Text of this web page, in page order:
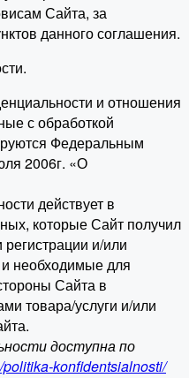
Сайта, за
данного соглашения.
и отношения
с обработкой
Федеральным
2006г. «О
действует в
которые Сайт получил
и/или
необходимые для
Сайта в
товара/услуги и/или
доступна по
konfidentsialnosti/